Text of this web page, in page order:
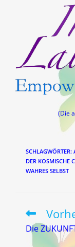
(Die
SCHLAGWÖRTER:
DER KOSMISCHE
WAHRES SELBST
Weitere
Artikel
ansehen
Die